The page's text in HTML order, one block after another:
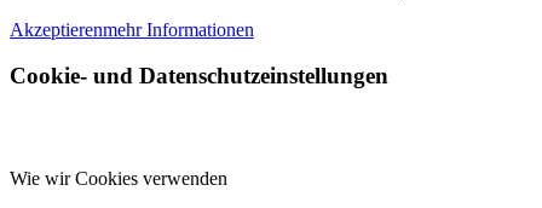
Akzeptierenmehr Informationen
Cookie- und Datenschutzeinstellungen
Wie wir Cookies verwenden